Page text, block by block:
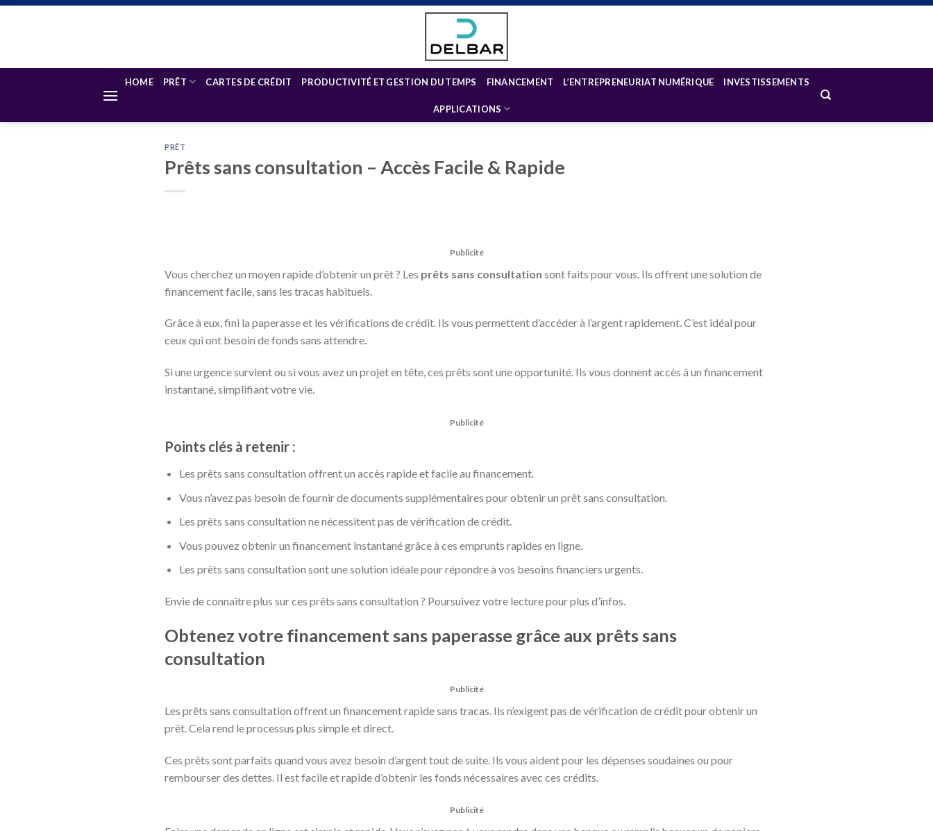
HOME PRÊT CARTES DE CRÉDIT PRODUCTIVITÉ ET GESTION DU TEMPS FINANCEMENT L’ENTREPRENEURIAT NUMÉRIQUE INVESTISSEMENTS
APPLICATIONS
PRÊT
Prêts sans consultation – Accès Facile & Rapide
Publicité
Vous cherchez un moyen rapide d’obtenir un prêt ? Les prêts sans consultation sont faits pour vous. Ils offrent une solution de
financement facile, sans les tracas habituels.
Grâce à eux, fini la paperasse et les vérifications de crédit. Ils vous permettent d’accéder à l’argent rapidement. C’est idéal pour
ceux qui ont besoin de fonds sans attendre.
Si une urgence survient ou si vous avez un projet en tête, ces prêts sont une opportunité. Ils vous donnent accès à un financement
instantané, simplifiant votre vie.
Publicité
Points clés à retenir :
Les prêts sans consultation offrent un accès rapide et facile au financement.
Vous n’avez pas besoin de fournir de documents supplémentaires pour obtenir un prêt sans consultation.
Les prêts sans consultation ne nécessitent pas de vérification de crédit.
Vous pouvez obtenir un financement instantané grâce à ces emprunts rapides en ligne.
Les prêts sans consultation sont une solution idéale pour répondre à vos besoins financiers urgents.
Envie de connaître plus sur ces prêts sans consultation ? Poursuivez votre lecture pour plus d’infos.
Obtenez votre financement sans paperasse grâce aux prêts sans
consultation
Publicité
Les prêts sans consultation offrent un financement rapide sans tracas. Ils n’exigent pas de vérification de crédit pour obtenir un
prêt. Cela rend le processus plus simple et direct.
Ces prêts sont parfaits quand vous avez besoin d’argent tout de suite. Ils vous aident pour les dépenses soudaines ou pour
rembourser des dettes. Il est facile et rapide d’obtenir les fonds nécessaires avec ces crédits.
Publicité